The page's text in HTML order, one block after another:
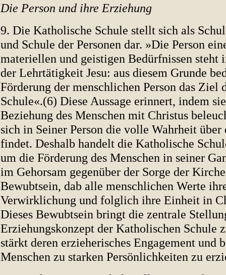
Die Person und ihre Erziehung
9. Die Katholische Schule stellt sich als
und Schule der Personen dar. »Die Person
materiellen und geistigen Bedürfnissen
der Lehrtätigkeit Jesu: aus diesem Grunde
Förderung der menschlichen Person das Ziel
Schule«.(6) Diese Aussage erinnert, indem
Beziehung des Menschen mit Christus
sich in Seiner Person die volle Wahrheit über
findet. Deshalb handelt die Katholische
um die Förderung des Menschen in seiner
im Gehorsam gegenüber der Sorge der
Bewubtsein, dab alle menschlichen Werte
Verwirklichung und folglich ihre Einheit in
Dieses Bewubtsein bringt die zentrale
Erziehungskonzept der Katholischen Schule
stärkt deren erzieherisches Engagement und
Menschen zu starken Persönlichkeiten zu